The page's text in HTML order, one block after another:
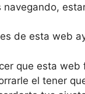
navegando,
de esta web
que esta web
el tener